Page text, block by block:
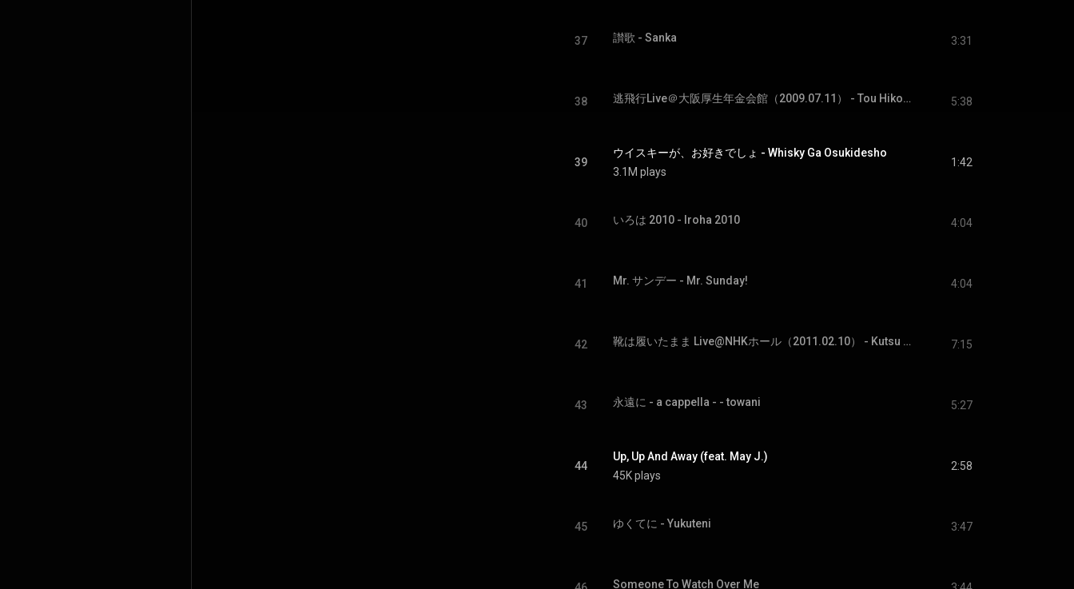
37 讃歌 - Sanka 3:31
38 逃飛行Live＠大阪厚生年金会館（2009.07.11） - Tou Hikou Live at Osaka Kousei Nenkin Kaikan(2009.07.11) 5:38
39
ウイスキーが、お好きでしょ - Whisky Ga Osukidesho
3.1M plays
1:42
40 いろは 2010 - Iroha 2010 4:04
41 Mr. サンデー - Mr. Sunday! 4:04
42 靴は履いたまま Live@NHKホール（2011.02.10） - Kutsu Wa Haitamama Live @NHK Hall (2011.02.10) 7:15
43 永遠に - a cappella - - towani 5:27
44
Up, Up And Away (feat. May J.)
45K plays
2:58
45 ゆくてに - Yukuteni 3:47
Someone To Watch Over Me